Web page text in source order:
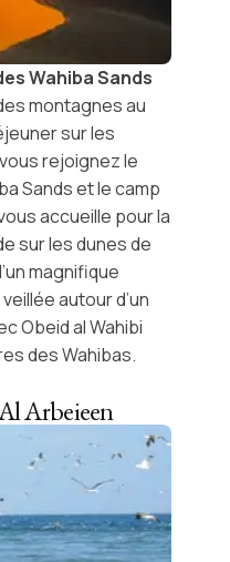
Wahiba Sands
montagnes au
sur les
rejoignez le
Sandset le camp
accueille pour la
sur les dunes de
magnifique
autour d’un
Obeid al Wahibi
desWahibas.
Arbeieen